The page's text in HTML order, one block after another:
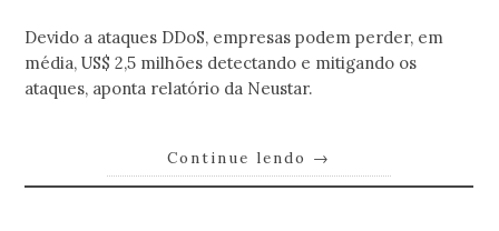
Devido a ataques DDoS, empresas podem perder, em
média, US$ 2,5 milhões detectando e mitigando os
ataques, aponta relatório da Neustar.
Continue lendo →